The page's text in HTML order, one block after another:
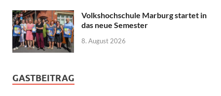
Volkshochschule Marburg startet in
das neue Semester
8. August 2026
GASTBEITRAG